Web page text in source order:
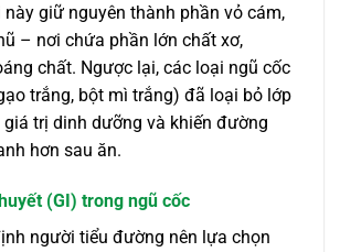
giữ nguyên thành phần vỏ cám,
– nơi chứa phần lớn chất xơ,
chất. Ngược lại, các loại ngũ cốc
trắng, bột mì trắng) đã loại bỏ lớp
trị dinh dưỡng và khiến đường
hơn sau ăn.
(GI) trong ngũ cốc
người tiểu đường nên lựa chọn